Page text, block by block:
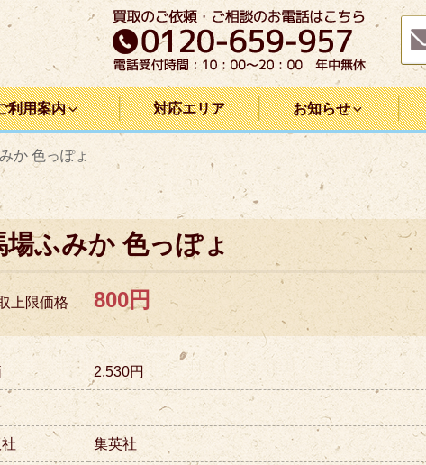
利用案内 対応エリア お知らせ
か 色っぽょ
場ふみか 色っぽょ
上限価格 800円
2,530円
集英社